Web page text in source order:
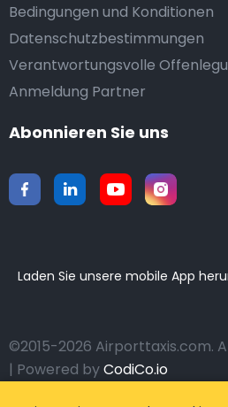
Bedingungen und Konditionen
Datenschutzbestimmungen
Verantwortungsvolle
Anmeldung Partner
Abonnieren Sie uns
Laden Sie unsere mobile App
©2015-2026 Airporttaxis.com.
| Powered byCodiCo.io